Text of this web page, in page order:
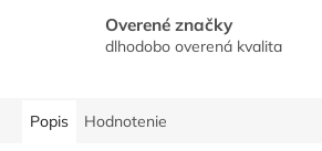
Overené značky
dlhodobo overená kvalita
Popis Hodnotenie